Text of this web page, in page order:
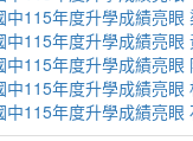
115年度升學成績亮眼
115年度升學成績亮眼
115年度升學成績亮眼
115年度升學成績亮眼
115年度升學成績亮眼